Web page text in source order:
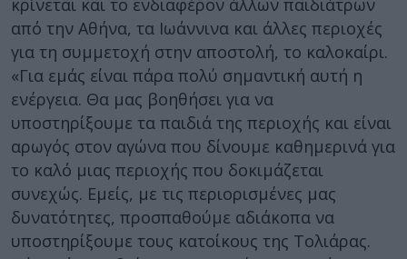
από την Αθήνα, τα Ιωάννινα και άλλες περιοχές
για τη συμμετοχή στην αποστολή, το καλοκαίρι.
«Για εμάς είναι πάρα πολύ σημαντική αυτή η
ενέργεια. Θα μας βοηθήσει για να
υποστηρίξουμε τα παιδιά της περιοχής και είναι
αρωγός στον αγώνα που δίνουμε καθημερινά για
το καλό μιας περιοχής που δοκιμάζεται
συνεχώς. Εμείς, με τις περιορισμένες μας
δυνατότητες, προσπαθούμε αδιάκοπα να
υποστηρίξουμε τους κατοίκους της Τολιάρας.